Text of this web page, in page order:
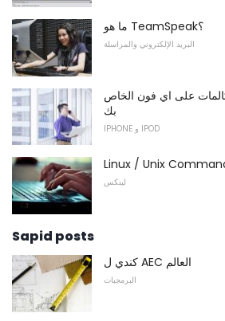
ما هو TeamSpeak؟
البريد الإلكتروني والمراسلة
على اي فون الخاص
بك
IPHONE و IPOD
Linux / Unix
لينكس
Sapid posts
كندي ل AEC العالم
البرمجيات